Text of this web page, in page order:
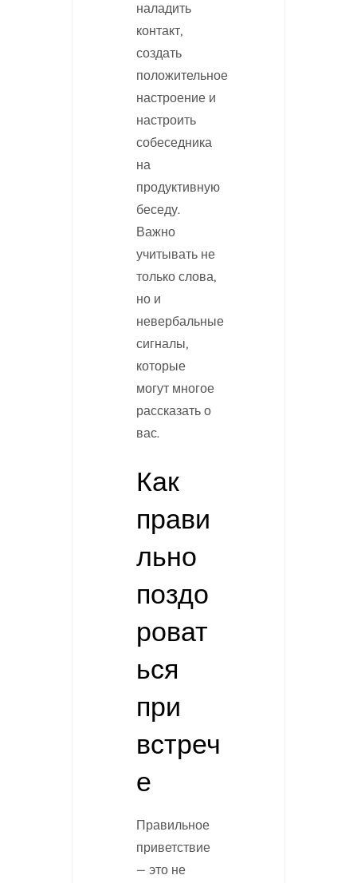
наладить
контакт,
создать
положительное
настроение и
настроить
собеседника
на
продуктивную
беседу.
Важно
учитывать не
только слова,
но и
невербальные
сигналы,
которые
могут многое
рассказать о
вас.
Как
прави
льно
поздо
роват
ься
при
встреч
е
Правильное
приветствие
— это не